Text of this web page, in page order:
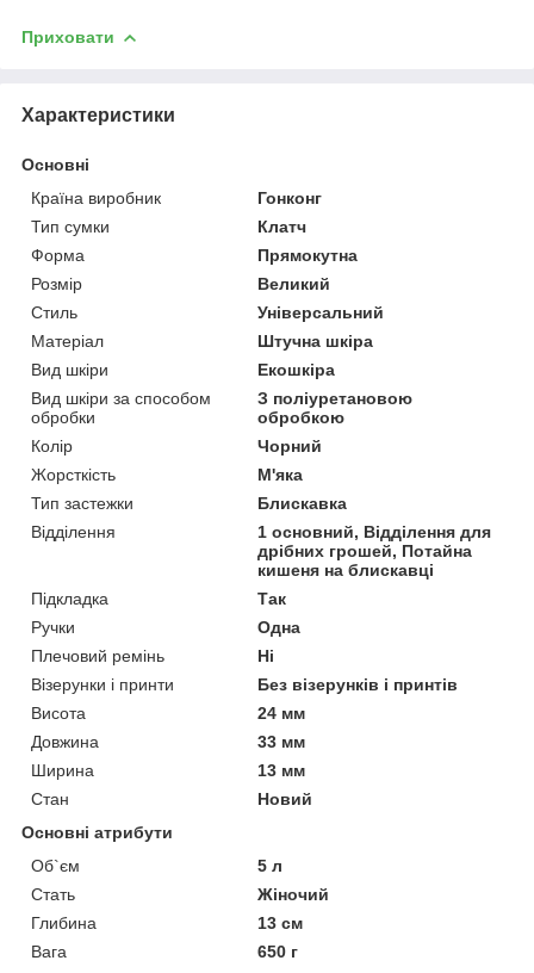
Приховати
Характеристики
Основні
Країна виробник
Гонконг
Тип сумки
Клатч
Форма
Прямокутна
Розмір
Великий
Стиль
Універсальний
Матеріал
Штучна шкіра
Вид шкіри
Екошкіра
Вид шкіри за способом
обробки
З поліуретановою
обробкою
Колір
Чорний
Жорсткість
М'яка
Тип застежки
Блискавка
Відділення
1 основний, Відділення для
дрібних грошей, Потайна
кишеня на блискавці
Підкладка
Так
Ручки
Одна
Плечовий ремінь
Ні
Візерунки і принти
Без візерунків і принтів
Висота
24 мм
Довжина
33 мм
Ширина
13 мм
Стан
Новий
Основні атрибути
Об`єм
5 л
Стать
Жіночий
Глибина
13 см
Вага
650 г